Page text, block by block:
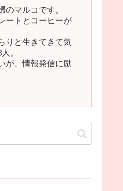
のマルコです。
ートとコーヒーが
りと生きてきて気
。
が、情報発信に励